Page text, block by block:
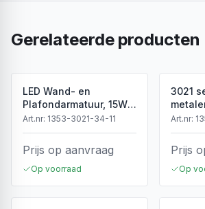
Gerelateerde producten
LED Wand- en
Plafondarmatuur, 15W,
3CCT, Sensor, IP54, Wit
Art.nr: 1353-3021-34-11
Prijs op aanvraag
Op voorraad
3021
Art.nr:
Prijs
Op